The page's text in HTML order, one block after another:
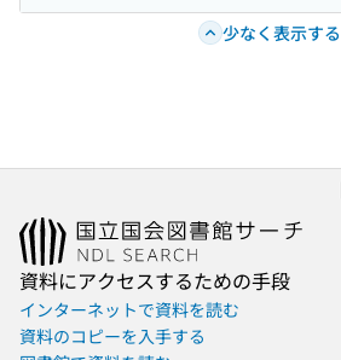
少なく表示する
資料にアクセスするための手段
インターネットで資料を読む
資料のコピーを入手する